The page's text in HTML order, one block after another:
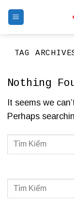
TAG
Nothing
It seems we
Perhaps